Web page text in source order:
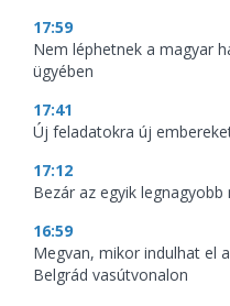
17:59
Nem léphetnek a magyar
ügyében
17:41
Új feladatokra új
17:12
Bezár az egyik
16:59
Megvan, mikor indulhat el
Belgrád vasútvonalon